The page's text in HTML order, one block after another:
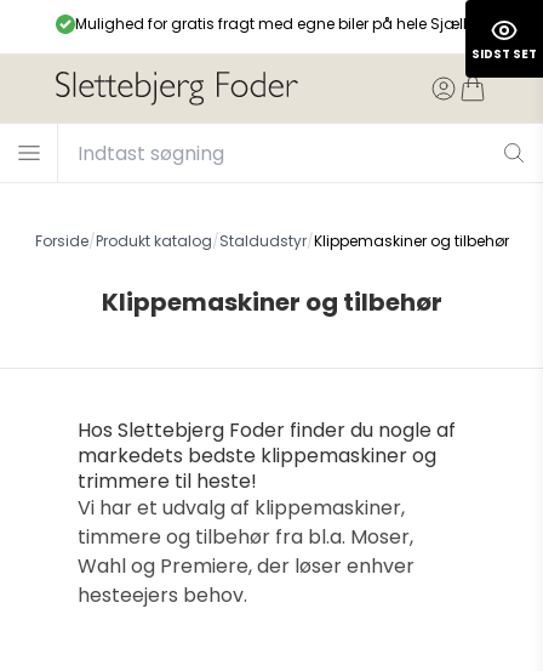
Mulighed for gratis fragt med egne biler på hele Sjælland
Forside/Produkt katalog/Staldudstyr/Klippemaskiner og tilbehør
Klippemaskiner og tilbehør
Hos Slettebjerg Foder finder du nogle af
markedets bedste klippemaskiner og
trimmere til heste!
Vi har et udvalg af klippemaskiner,
timmere og tilbehør fra bl.a. Moser,
Wahl og Premiere, der løser enhver
hesteejers behov.
SIDST SET